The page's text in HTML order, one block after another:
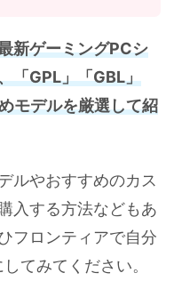
新ゲーミングPCシ
「GPL」「GBL」
モデルを厳選して紹
ルやおすすめのカス
入する方法などもあ
フロンティアで自分
てみてください。